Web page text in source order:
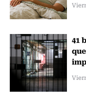
41